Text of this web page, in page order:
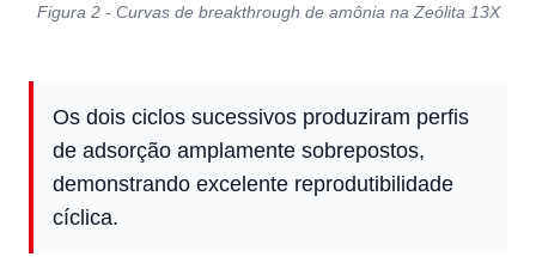
Figura 2 - Curvas de breakthrough de amônia na Zeólita 13X
Os dois ciclos sucessivos produziram perfis
de adsorção amplamente sobrepostos,
demonstrando excelente reprodutibilidade
cíclica.